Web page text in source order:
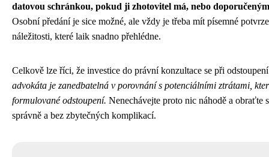
datovou schránkou, pokud ji zhotovitel má, nebo
Osobní předání je sice možné, ale vždy je třeba mít písemné
náležitosti, které laik snadno přehlédne.
Celkově lze říci, že investice do právní konzultace se při
advokáta je zanedbatelná v porovnání s potenciálními ztrátami,
formulované odstoupení. Nenechávejte proto nic náhodě a obraťte
správně a bez zbytečných komplikací.